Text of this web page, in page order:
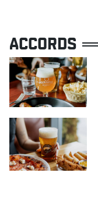
ACCORDS